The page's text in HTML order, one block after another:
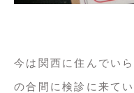
今は関西に住んでい
の合間に検診に来て